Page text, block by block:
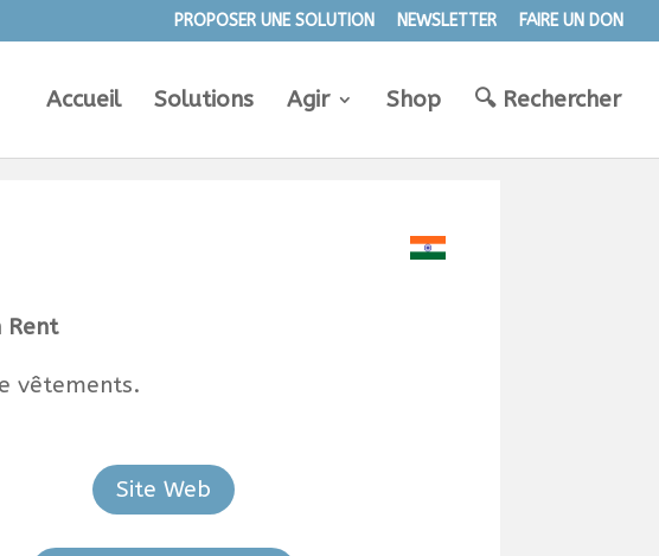
PROPOSER UNE SOLUTION NEWSLETTER FAIRE UN DON
Accueil Solutions Agir Shop 🔍︎ Rechercher
Rent
vêtements.
Site Web